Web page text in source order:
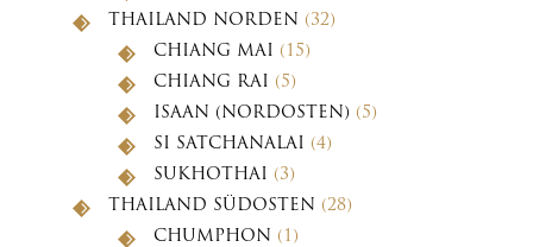
THAILAND NORDEN (32)
CHIANG MAI (15)
CHIANG RAI (5)
ISAAN (NORDOSTEN) (5)
SI SATCHANALAI (4)
SUKHOTHAI (3)
THAILAND SÜDOSTEN (28)
CHUMPHON (1)